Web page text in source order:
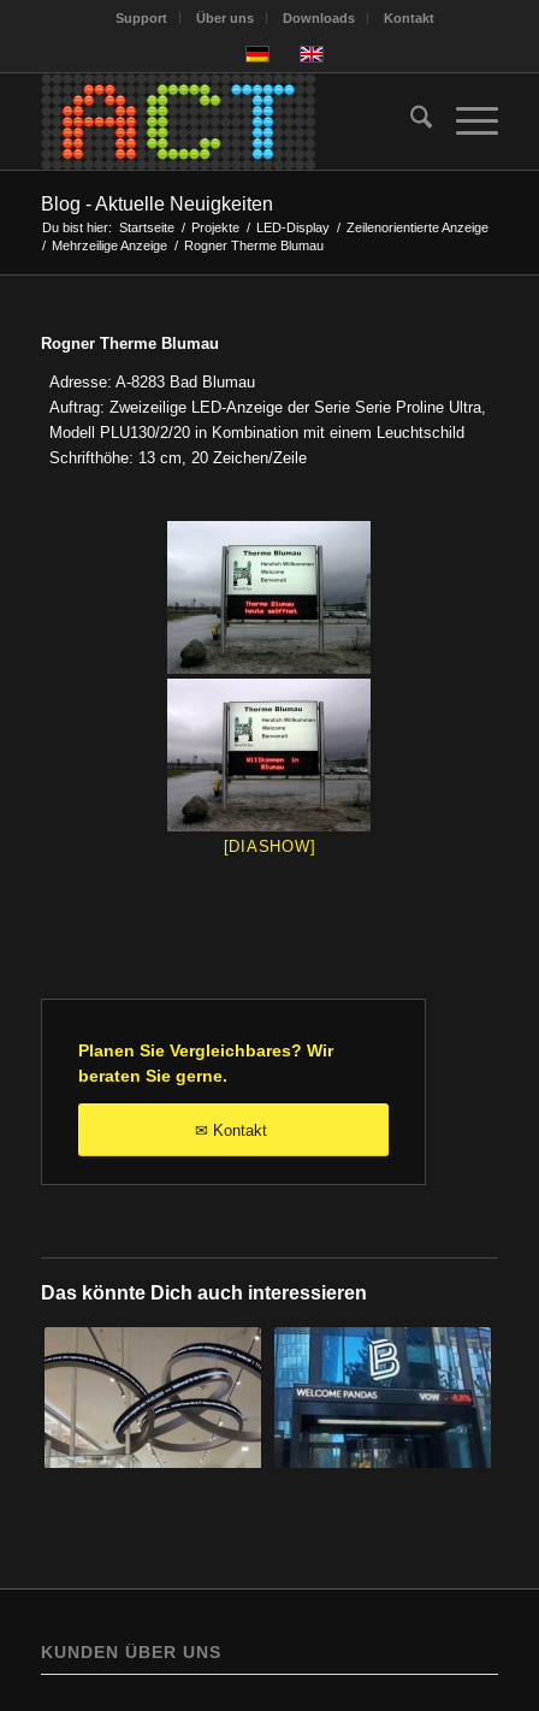
Support Über uns Downloads Kontakt
Blog - Aktuelle Neuigkeiten
Du bist hier: Startseite / Projekte / LED-Display / Zeilenorientierte Anzeige
/ Mehrzeilige Anzeige / Rogner Therme Blumau
Rogner Therme Blumau
Adresse: A-8283 Bad Blumau
Auftrag: Zweizeilige LED-Anzeige der Serie Serie Proline Ultra,
Modell PLU130/2/20 in Kombination mit einem Leuchtschild
Schrifthöhe: 13 cm, 20 Zeichen/Zeile
[DIASHOW]
Planen Sie Vergleichbares? Wir
beraten Sie gerne.
✉ Kontakt
Das könnte Dich auch interessieren
KUNDEN ÜBER UNS